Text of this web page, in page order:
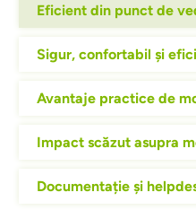
Eficient din punct de
Sigur, confortabil și
Avantaje practice de
Impact scăzut asupra
Documentație și